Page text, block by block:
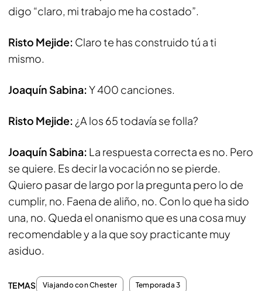
digo “claro, mi trabajo me ha costado”.
Risto Mejide: Claro te has construido tú a ti
mismo.
Joaquín Sabina:Y 400 canciones.
Risto Mejide: ¿A los 65 todavía se folla?
Joaquín Sabina: La respuesta correcta es no. Pero
se quiere. Es decir la vocación no se pierde.
Quiero pasar de largo por la pregunta pero lo de
cumplir, no. Faena de aliño, no. Con lo que ha sido
una, no. Queda el onanismo que es una cosa muy
recomendable y a la que soy practicante muy
asiduo.
TEMAS Viajando con Chester Temporada 3